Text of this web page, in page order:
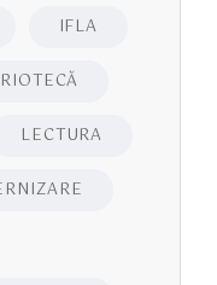
IFLA
LECTURA